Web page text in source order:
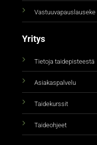
Vastuuvapauslauseke
Yritys
Tietoja taidepisteestä
Asiakaspalvelu
Taidekurssit
Taideohjeet